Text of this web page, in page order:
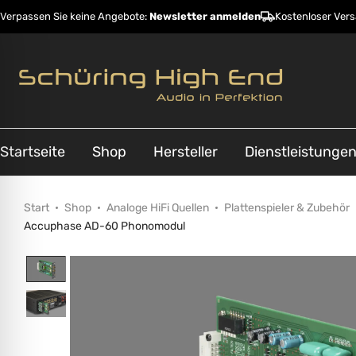
Verpassen Sie keine Angebote: Newsletter anmelden Kostenloser
Startseite Shop Hersteller Dienstleistungen
Start Shop Analoge HiFi Quellen Plattenspieler & Zubehör
Accuphase AD-60 Phonomodul